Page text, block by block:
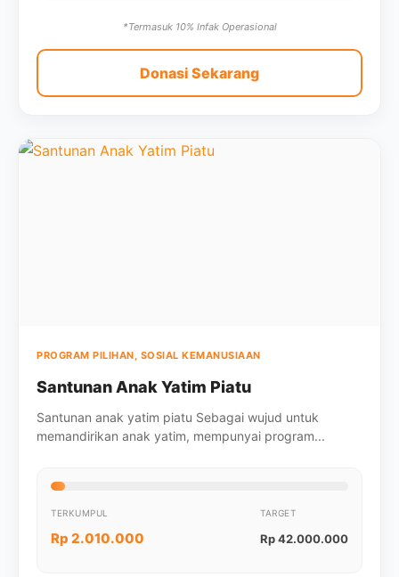
*Termasuk 10% Infak Operasional
Donasi Sekarang
PROGRAM PILIHAN, SOSIAL KEMANUSIAAN
Santunan Anak Yatim Piatu
Santunan anak yatim piatu Sebagai wujud untuk
memandirikan anak yatim, mempunyai program...
TERKUMPUL
Rp 2.010.000
TARGET
Rp 42.000.000